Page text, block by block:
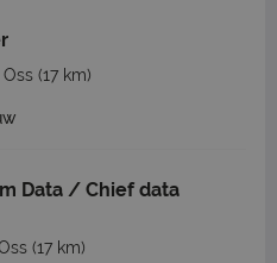
Oss (17 km)
Data / Chief data
(17 km)